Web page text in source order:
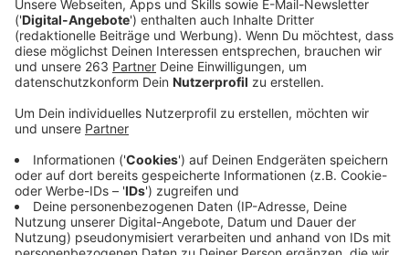
Anzeige
Er hat was von einem Ohrwurm, der immer wieder in
unseren Köpfen auftauchen könnte. Michael Patrick
Kelly hat mit "Beautiful Madness" einen Song
produziert, der es in sich hat. Mit seinerschwungvollen
Melodie sorgt er nicht nur für gute Laune und großen
Ohrwurm-Alarm, sondern auch schon kurze Zeit nach
Erscheinen einen Sturm der deutschen Charts. Das